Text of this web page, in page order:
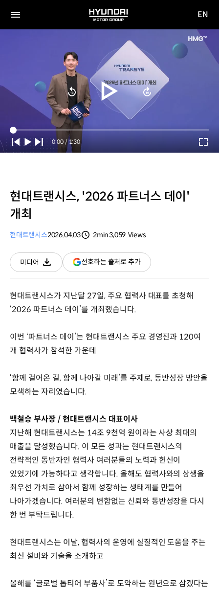
전체
HYUNDAI
MOTOR
사이
이동
EN
Current
Time
0:00 / Duration
1:30
현대트랜시스, '2026 파트너스 데이'
개최
현대트랜시스2026.04.03
2min3,059 Views
미디어
다운로드
선호하는 출처로 추가(새
창
현대트랜시스가 지난달 27일, 주요 협력사 대표를 초청해
‘2026 파트너스 데이’를 개최했습니다.
이번 ‘파트너스 데이’는 현대트랜시스 주요 경영진과 120여
개 협력사가 참석한 가운데
‘함께 걸어온 길, 함께 나아갈 미래’를 주제로, 동반성장 방안을
모색하는 자리였습니다.
백철승 부사장 / 현대트랜시스 대표이사
지난해 현대트랜시스는 14조 9천억 원이라는 사상 최대의
매출을 달성했습니다. 이 모든 성과는 현대트랜시스의
전략적인 동반자인 협력사 여러분들의 노력과 헌신이
있었기에 가능하다고 생각합니다. 올해도 협력사와의 상생을
최우선 가치로 삼아서 함께 성장하는 생태계를 만들어
나아가겠습니다. 여러분의 변함없는 신뢰와 동반성장을 다시
한 번 부탁드립니다.
현대트랜시스는 이날, 협력사의 운영에 실질적인 도움을 주는
최신 설비와 기술을 소개하고
올해를 ‘글로벌 톱티어 부품사’로 도약하는 원년으로 삼겠다는